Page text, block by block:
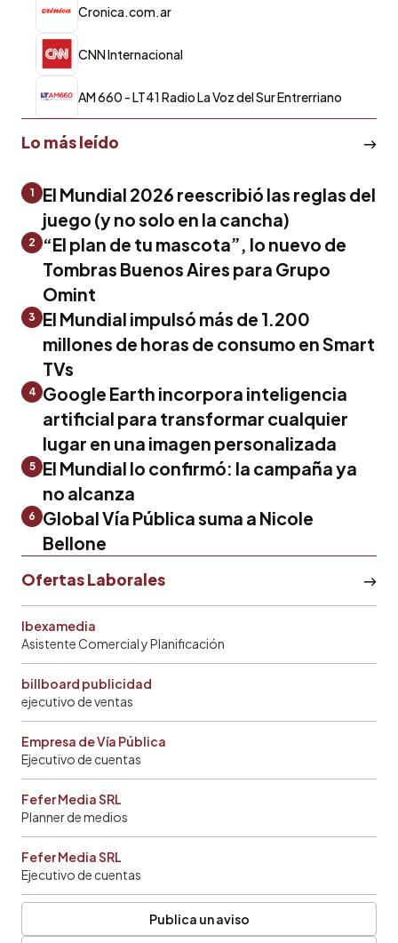
Cronica.com.ar
CNN Internacional
AM 660 - LT41 Radio La Voz del Sur Entrerriano
Lo más leído
1
El Mundial 2026 reescribió las reglas del
juego (y no solo en la cancha)
2
“El plan de tu mascota”, lo nuevo de
Tombras Buenos Aires para Grupo
Omint
3
El Mundial impulsó más de 1.200
millones de horas de consumo en Smart
TVs
4 Google Earth incorpora inteligencia
artificial para transformar cualquier
lugar en una imagen personalizada
5
El Mundial lo confirmó: la campaña ya
no alcanza
6
Global Vía Pública suma a Nicole
Bellone
Ofertas Laborales
Ibexamedia
Asistente Comercial y Planificación
billboard publicidad
ejecutivo de ventas
Empresa de Vía Pública
Ejecutivo de cuentas
Fefer Media SRL
Planner de medios
Fefer Media SRL
Ejecutivo de cuentas
Publica un aviso